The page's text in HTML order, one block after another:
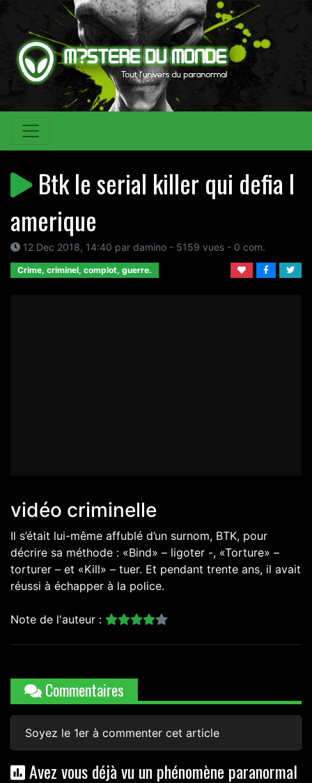
Btk le serial killer qui defia l
amerique
12 Dec 2018, 14:40 par damino - 5159 vues - 0 com.
Crime, criminel, complot, guerre.
vidéo criminelle
Il s’était lui-même affublé d’un surnom, BTK, pour
décrire sa méthode : «Bind» – ligoter -, «Torture» –
torturer – et «Kill» – tuer. Et pendant trente ans, il avait
réussi à échapper à la police.
Note de l'auteur :
Commentaires
Soyez le 1er à commenter cet article
Avez vous déjà vu un phénomène paranormal